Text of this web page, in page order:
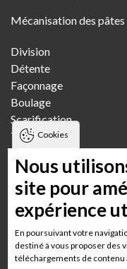
Mécanisation des pâtes
Division
Détente
Façonnage
Boulage
Scarification
Transfert
Pétrissage
Fournils
Boulangerie artisanale
Boulangerie artisanale
Boulangerie semi-
Boulangerie GMS
Cookies
Nous
site pour
expérience
En poursuivant votre
destiné à vous proposer des
téléchargements de contenu